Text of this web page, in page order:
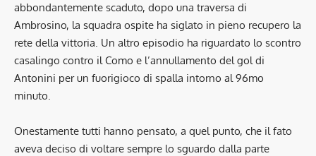
abbondantemente scaduto, dopo una traversa di
Ambrosino, la squadra ospite ha siglato in pieno recupero la
rete della vittoria. Un altro episodio ha riguardato lo scontro
casalingo contro il Como e l’annullamento del gol di
Antonini per un fuorigioco di spalla intorno al 96mo
minuto.
Onestamente tutti hanno pensato, a quel punto, che il fato
aveva deciso di voltare sempre lo sguardo dalla parte